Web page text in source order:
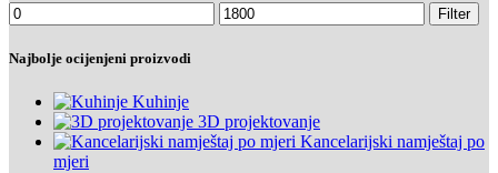
Minimalna
cijena
Maksimalna
cijena
Filter
Najbolje ocijenjeni proizvodi
Kuhinje
3D projektovanje
Kancelarijski namještaj po
mjeri